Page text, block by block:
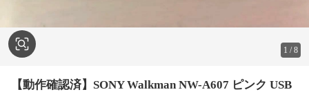
1 /8
【動作確認済】SONY Walkman NW-A607 ピンク USB